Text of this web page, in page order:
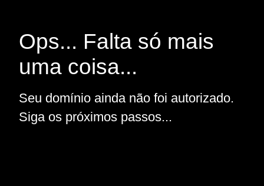
Ops... Falta só mais
uma coisa...
Seu domínio ainda não foi autorizado.
Siga os próximos passos...